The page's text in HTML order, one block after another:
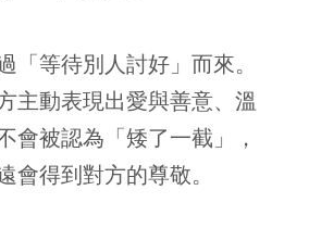
「等待別人討好」而來。
主動表現出愛與善意、溫
會被認為「矮了一截」，
會得到對方的尊敬。